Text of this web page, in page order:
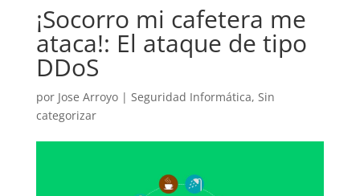
¡Socorro mi cafetera me
ataca!: El ataque de tipo
DDoS
por Jose Arroyo| Seguridad Informática, Sin
categorizar